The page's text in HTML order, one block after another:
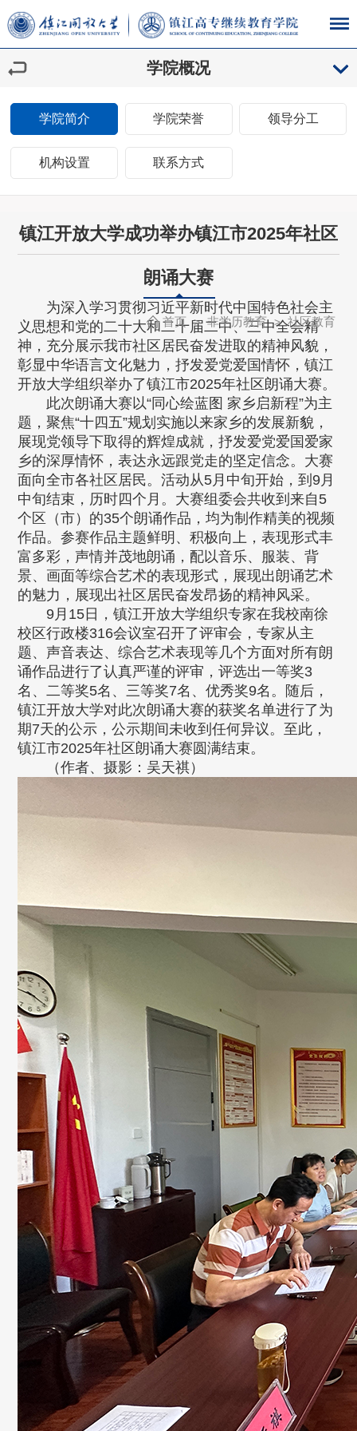
学院概况
学院简介 学院荣誉 领导分工
机构设置 联系方式
镇江开放大学成功举办镇江市2025年社区
朗诵大赛
首页 > 非学历教育 > 社区教育
为深入学习贯彻习近平新时代中国特色社会主
义思想和党的二十大和二十届二中、三中全会精
神，充分展示我市社区居民奋发进取的精神风貌，
彰显中华语言文化魅力，抒发爱党爱国情怀，镇江
开放大学组织举办了镇江市2025年社区朗诵大赛。
此次朗诵大赛以“同心绘蓝图 家乡启新程”为主
题，聚焦“十四五”规划实施以来家乡的发展新貌，
展现党领导下取得的辉煌成就，抒发爱党爱国爱家
乡的深厚情怀，表达永远跟党走的坚定信念。大赛
面向全市各社区居民。活动从5月中旬开始，到9月
中旬结束，历时四个月。大赛组委会共收到来自5
个区（市）的35个朗诵作品，均为制作精美的视频
作品。参赛作品主题鲜明、积极向上，表现形式丰
富多彩，声情并茂地朗诵，配以音乐、服装、背
景、画面等综合艺术的表现形式，展现出朗诵艺术
的魅力，展现出社区居民奋发昂扬的精神风采。
9月15日，镇江开放大学组织专家在我校南徐
校区行政楼316会议室召开了评审会，专家从主
题、声音表达、综合艺术表现等几个方面对所有朗
诵作品进行了认真严谨的评审，评选出一等奖3
名、二等奖5名、三等奖7名、优秀奖9名。随后，
镇江开放大学对此次朗诵大赛的获奖名单进行了为
期7天的公示，公示期间未收到任何异议。至此，
镇江市2025年社区朗诵大赛圆满结束。
（作者、摄影：吴天祺）